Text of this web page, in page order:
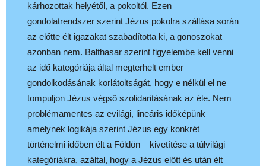
kárhozottak helyétől, a pokoltól. Ezen
gondolatrendszer szerint Jézus pokolra szállása során
az előtte élt igazakat szabadította ki, a gonoszokat
azonban nem. Balthasar szerint figyelembe kell venni
az idő kategóriája által megterhelt ember
gondolkodásának korlátoltságát, hogy e nélkül el ne
tompuljon Jézus végső szolidaritásának az éle. Nem
problémamentes az evilági, lineáris időképünk –
amelynek logikája szerint Jézus egy konkrét
történelmi időben élt a Földön – kivetítése a túlvilági
kategóriákra, azáltal, hogy a Jézus előtt és után élt